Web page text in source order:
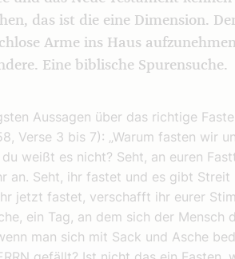
das ist die eine Dimension.
Arme ins Haus
Eine biblische Spurensuche.
Aussagen über das richtige
Verse 3 bis 7): „Warum fasten wir
weißt es nicht? Seht, an euren
an. Seht, ihr fastet und es gibt
jetzt fastet, verschafft ihr eurer
ein Tag, an dem sich der
man sich mit Sack und Asche